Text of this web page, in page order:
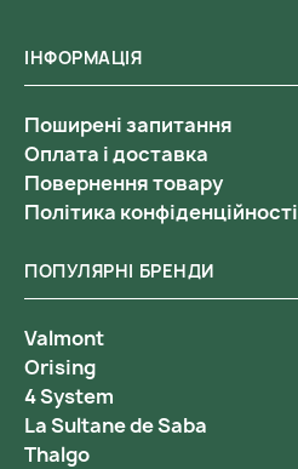
ІНФОРМАЦІЯ
Поширені запитання
Оплата і доставка
Повернення товару
Політика конфіденційності
ПОПУЛЯРНІ БРЕНДИ
Valmont
Orising
4 System
La Sultane de Saba
Thalgo